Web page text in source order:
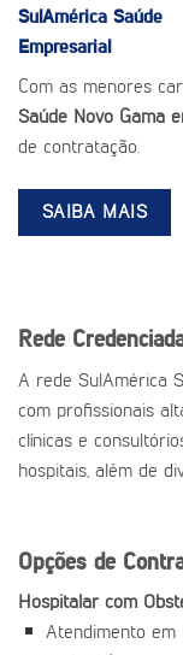
SulAmérica Saúde
Empresarial
Com as menores
Saúde Novo Gama
de contratação.
SAIBA MAIS
Rede
A rede SulAmérica
com profissionais
clínicas e
hospitais, além de
Opções de
Hospitalar com
Atendimento em